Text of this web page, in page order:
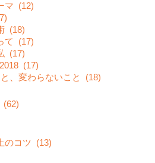
マ (12)
(18)
て
(17)
(17)
(17)
、変わらないこと
(18)
(62)
のコツ (13)